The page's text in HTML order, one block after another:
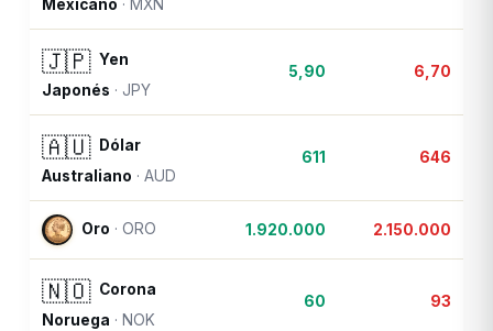
Mexicano · MXN
🇯🇵 Yen
Japonés · JPY
5,90 6,70
🇦🇺
Dólar
Australiano ·AUD
611 646
Oro ·ORO 1.920.000 2.150.000
🇳🇴 Corona
Noruega · NOK
60 93